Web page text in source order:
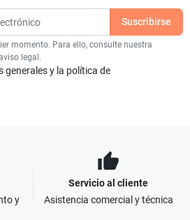
momento. Para ello, consulte nuestra
legal.
generales y la política de
y
thumb_up
Servicio al cliente
Asistencia comercial y técnica